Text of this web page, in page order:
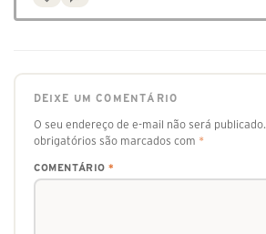
DEIXE UM COMENTÁRIO
O seu endereço de e-mail não será publicado.
obrigatórios são marcados com *
COMENTÁRIO *